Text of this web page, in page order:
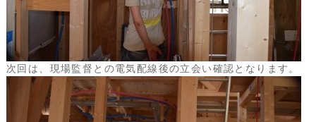
次回は、現場監督との電気配線後の立会い確認となります。